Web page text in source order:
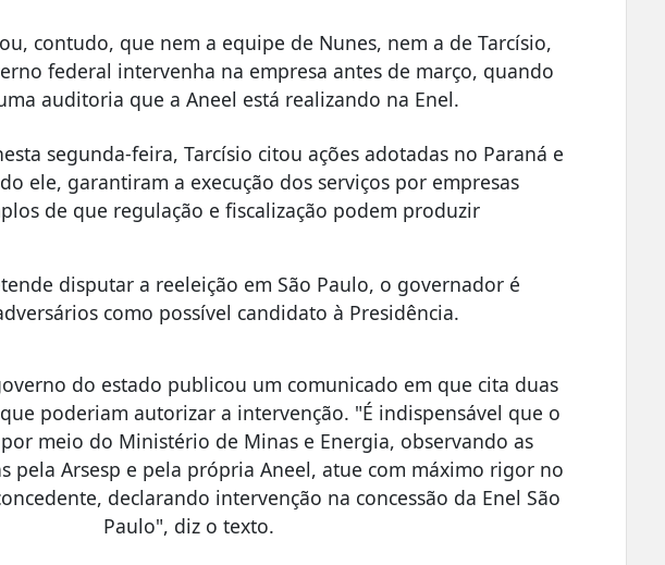
contudo, que nem a equipe de Nunes, nem a de Tarcísio,
federal intervenha na empresa antes de março, quando
auditoria que a Aneel está realizando na Enel.
segunda-feira, Tarcísio citou ações adotadas no Paraná e
ele, garantiram a execução dos serviços por empresas
de que regulação e fiscalização podem produzir
disputar a reeleição em São Paulo, o governador é
como possível candidato à Presidência.
do estado publicou um comunicado em que cita duas
poderiam autorizar a intervenção. "É indispensável que o
meio do Ministério de Minas e Energia, observando as
pela Arsesp e pela própria Aneel, atue com máximo rigor no
declarando intervenção na concessão da Enel São
Paulo", diz o texto.